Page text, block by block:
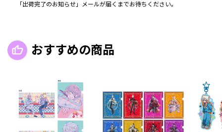
「出荷完了のお知らせ」メールが届くまでお待ちください。
おすすめの商品